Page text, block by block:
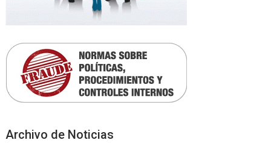
Archivo de Noticias